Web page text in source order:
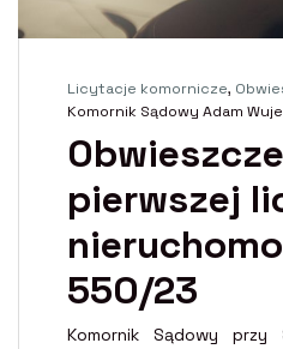
Licytacje komornicze,
Komornik Sądowy Adam
pierwszej
550/23
Komornik Sądowy przy